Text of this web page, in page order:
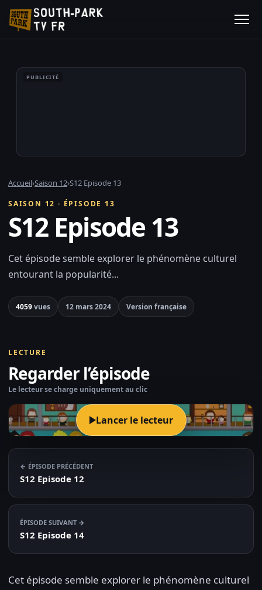
PUBLICITÉ
Accueil›Saison 12›S12 Episode 13
SAISON 12 · ÉPISODE 13
S12 Episode 13
Cet épisode semble explorer le phénomène culturel
entourant la popularité...
4059vues 12 mars 2024 Version française
LECTURE
Regarder l’épisode
Le lecteur se charge uniquement au clic
Lancer le lecteur
← ÉPISODE PRÉCÉDENT
S12 Episode 12
ÉPISODE SUIVANT →
S12 Episode 14
Cet épisode semble explorer le phénomène culturel